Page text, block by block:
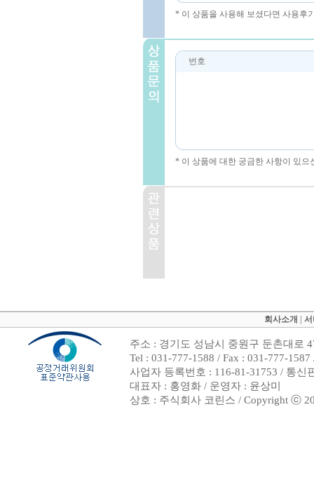
* 이 상품을 사용해 보셨다면 사용후
번호
* 이 상품에 대한 궁금한 사항이 있
회사소개
주소 : 경기도 성남시 중원구 둔촌대로
Tel : 031-777-1588 / Fax : 031-777-
사업자 등록번호 : 116-81-31753 / 통신
대표자 : 홍영화 / 운영자 : 윤상미
상호 : 주식회사 코린스 / Copyright ⓒ